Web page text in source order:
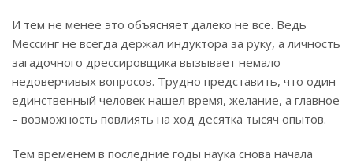
И тем не менее это объясняет далеко не все. Ведь
Мессинг не всегда держал индуктора за руку, а личность
загадочного дрессировщика вызывает немало
недоверчивых вопросов. Трудно представить, что один-
единственный человек нашел время, желание, а главное
– возможность повлиять на ход десятка тысяч опытов.
Тем временем в последние годы наука снова начала